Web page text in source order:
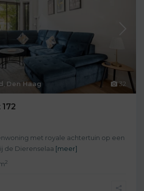
32
Den Haag
met royale achtertuin op een
de Dierenselaa [meer]
2